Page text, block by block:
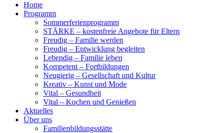
Home
Programm
Sommerferienprogramm
STÄRKE – kostenfreie Angebote für Eltern
Freudig – Familie werden
Freudig – Entwicklung begleiten
Lebendig – Familie leben
Kompetent – Fortbildungen
Neugierig – Gesellschaft und Kultur
Kreativ – Kunst und Mode
Vital – Gesundheit
Vital – Kochen und Genießen
Aktuelles
Über uns
Familienbildungsstätte